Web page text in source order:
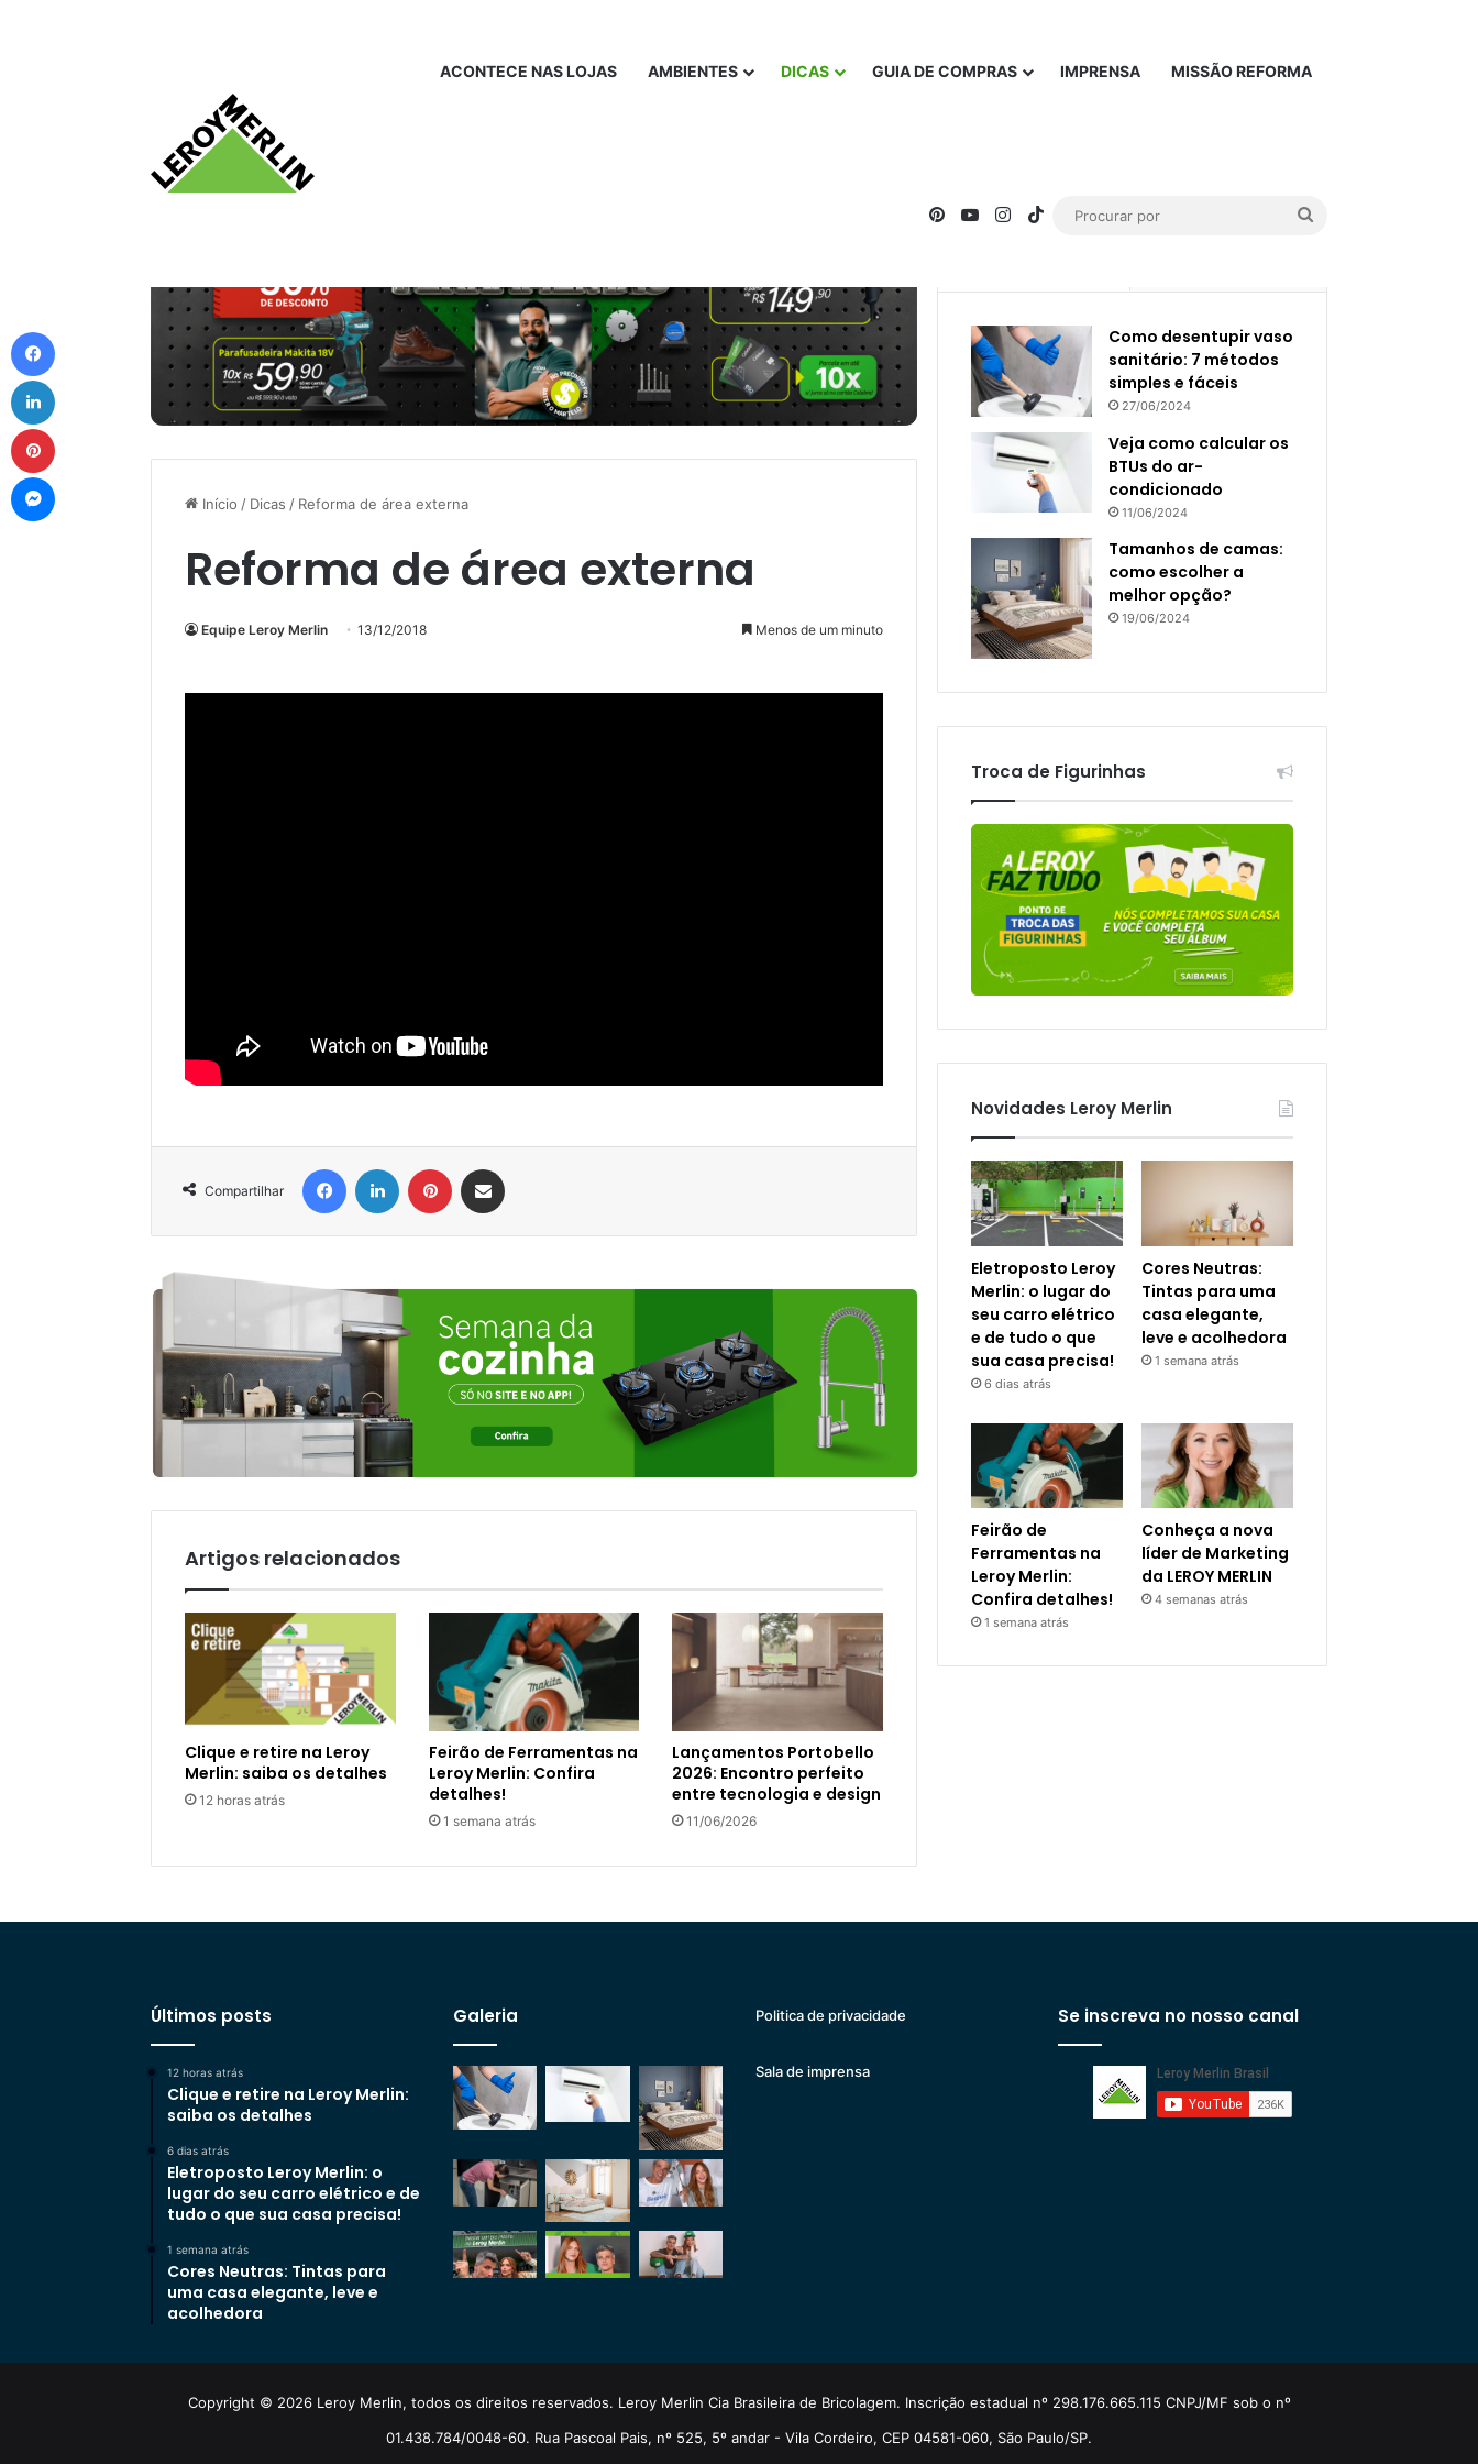
ACONTECE NAS LOJAS AMBIENTES DICAS GUIA DE COMPRAS IMPRENSA MISSÃO REFORMA
PinterestYouTubeInstagram
TikTok
Início / Dicas / Reforma de área externa
Reforma de área externa
Equipe Leroy Merlin 13/12/2018 Menos de um minuto
Compartilhar
FacebookLinkedin Pinterest
Artigos relacionados
Clique e retire na Leroy
Merlin: saiba os detalhes
12 horas atrás
Feirão de Ferramentas na
Leroy Merlin: Confira
detalhes!
1 semana atrás
Lançamentos Portobello
2026: Encontro perfeito
entre tecnologia e design
11/06/2026
Como desentupir vaso
sanitário: 7 métodos
simples e fáceis
27/06/2024
Veja como calcular os
BTUs do ar-
condicionado
11/06/2024
Tamanhos de camas:
como escolher a
melhor opção?
19/06/2024
Troca de Figurinhas
Novidades Leroy Merlin
Eletroposto Leroy
Merlin: o lugar do
seu carro elétrico
e de tudo o que
sua casa precisa!
6 dias atrás
Cores Neutras:
Tintas para uma
casa elegante,
leve e acolhedora
1 semana atrás
Feirão de
Ferramentas na
Leroy Merlin:
Confira detalhes!
1 semana atrás
Conheça a nova
líder de Marketing
da LEROY MERLIN
4 semanas atrás
Últimos posts
12 horas atrás
Clique e retire na Leroy Merlin:
saiba os detalhes
6 dias atrás
Eletroposto Leroy Merlin: o
lugar do seu carro elétrico e de
tudo o que sua casa precisa!
1 semana atrás
Cores Neutras: Tintas para
uma casa elegante, leve e
acolhedora
Galeria Politica de privacidade
Sala de imprensa
Se inscreva no nosso canal
Copyright © 2026 Leroy Merlin, todos os direitos reservados. Leroy Merlin Cia Brasileira de Bricolagem. Inscrição estadual nº 298.176.665.115 CNPJ/MF sob o nº
01.438.784/0048-60. Rua Pascoal Pais, nº 525, 5º andar - Vila Cordeiro, CEP 04581-060, São Paulo/SP.